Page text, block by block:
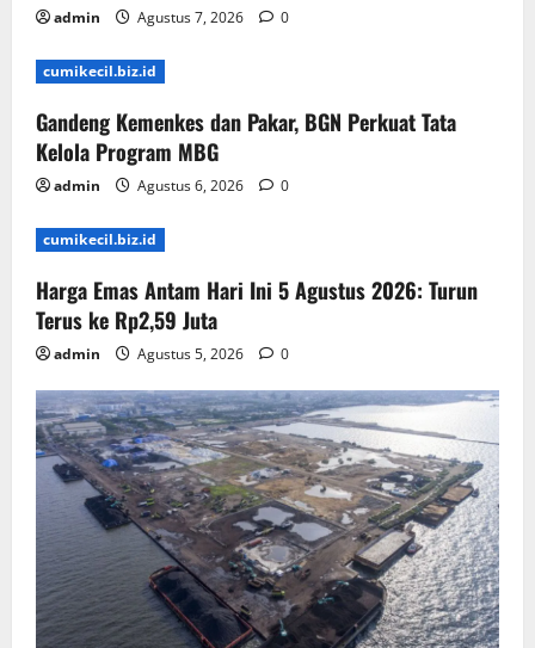
admin Agustus 7, 2026 0
cumikecil.biz.id
Gandeng Kemenkes dan Pakar, BGN Perkuat Tata
Kelola Program MBG
admin Agustus 6, 2026 0
cumikecil.biz.id
Harga Emas Antam Hari Ini 5 Agustus 2026: Turun
Terus ke Rp2,59 Juta
admin Agustus 5, 2026 0